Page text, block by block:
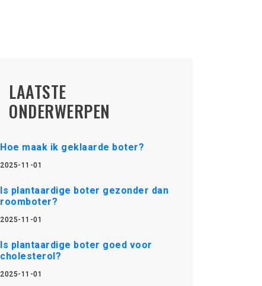
LAATSTE
ONDERWERPEN
Hoe maak ik geklaarde boter?
2025-11-01
Is plantaardige boter gezonder dan
roomboter?
2025-11-01
Is plantaardige boter goed voor
cholesterol?
2025-11-01